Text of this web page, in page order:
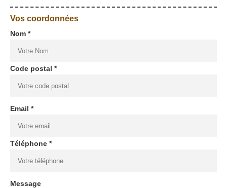
Vos coordonnées
Nom *
Code postal *
Email *
Téléphone *
Message